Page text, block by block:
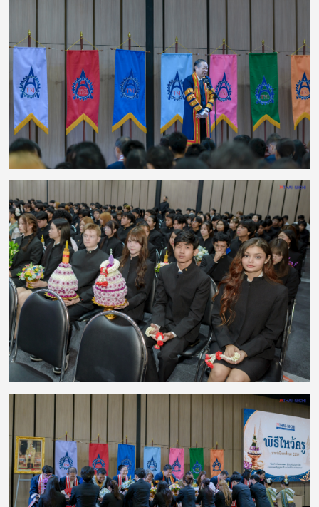
ความรับผิดชอบ และความมุ่งมั่นในการศึกษา ซึ่งสะท้อนให้เห็นว่าความสำเร็จเกิด
จากการเรียนรู้อย่างต่อเนื่อง ควบคู่กับความพยายามและความมีวินัย กิจกรรมครั้ง
นี้ช่วยสืบสานประเพณีอันดีงาม พร้อมเสริมสร้างความสัมพันธ์ที่ดีระหว่างคณาจารย์
และนักศึกษา ตลอดจนสร้างแรงบันดาลใจให้นักศึกษามุ่งมั่นพัฒนาตนเองต่อไป